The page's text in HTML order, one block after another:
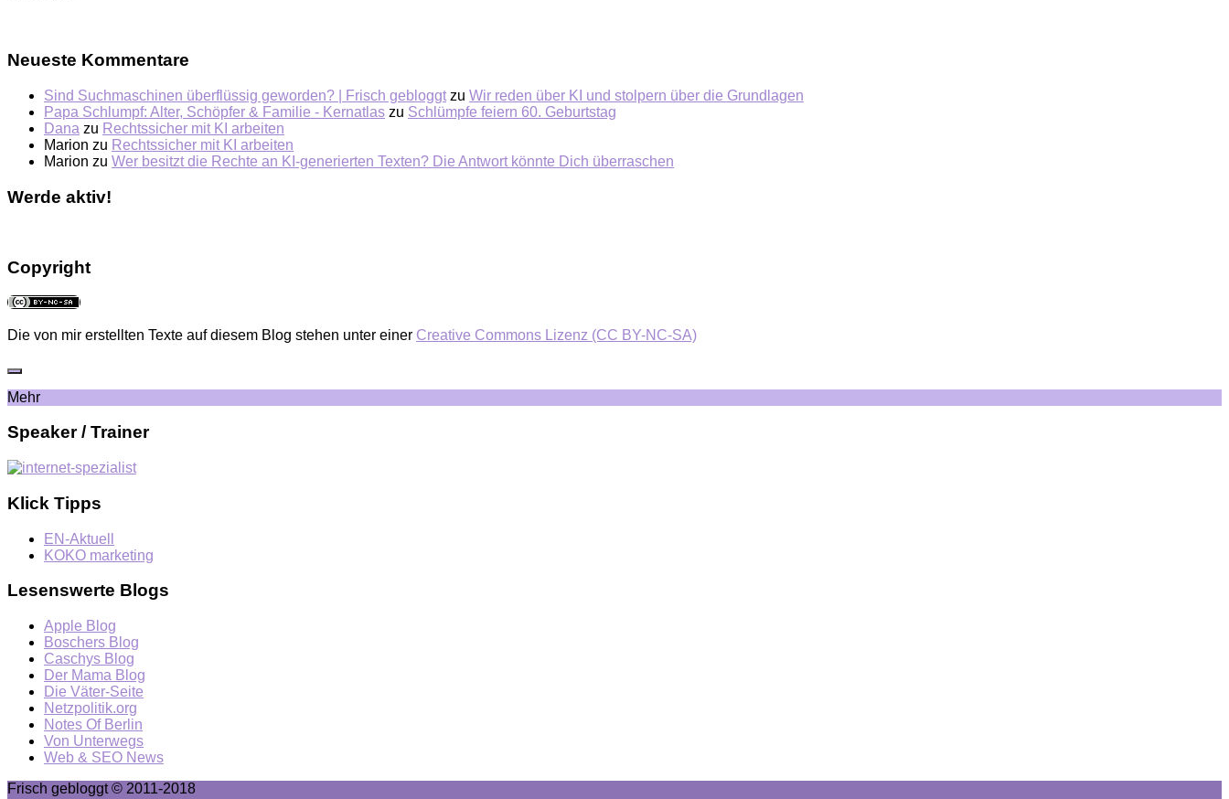
Neueste Kommentare
Sind Suchmaschinen überflüssig geworden? | Frisch gebloggt zu Wir reden über KI und stolpern über die Grundlagen
Papa Schlumpf: Alter, Schöpfer & Familie - Kernatlas zu Schlümpfe feiern 60. Geburtstag
Dana zu Rechtssicher mit KI arbeiten
Marion zu Rechtssicher mit KI arbeiten
Marion zu Wer besitzt die Rechte an KI-generierten Texten? Die Antwort könnte Dich überraschen
Werde aktiv!
Copyright
Die von mir erstellten Texte auf diesem Blog stehen unter einer Creative Commons Lizenz (CC BY-NC-SA)
Mehr
Speaker / Trainer
Klick Tipps
EN-Aktuell
KOKO marketing
Lesenswerte Blogs
Apple Blog
Boschers Blog
Caschys Blog
Der Mama Blog
Die Väter-Seite
Netzpolitik.org
Notes Of Berlin
Von Unterwegs
Web & SEO News
Frisch gebloggt © 2011-2018